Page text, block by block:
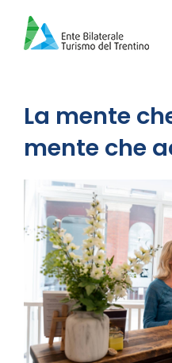
contenuto
La mente
mente che